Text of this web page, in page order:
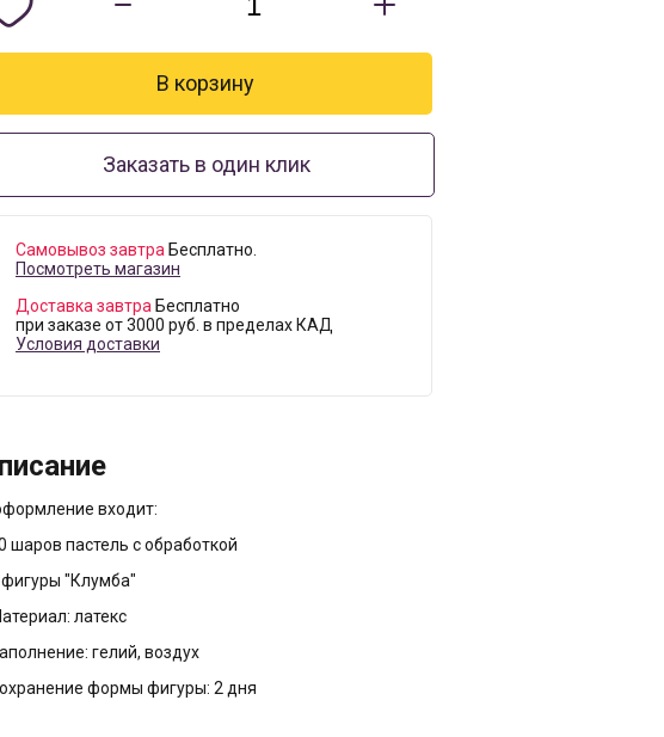
Заказать в один клик
Самовывоз завтра Бесплатно.
Посмотреть магазин
Доставка завтра Бесплатно
при заказе от 3000 руб. в пределах КАД
Условия доставки
входит:
шаров пастель с обработкой
фигуры "Клумба"
латекс
гелий, воздух
формы фигуры: 2 дня